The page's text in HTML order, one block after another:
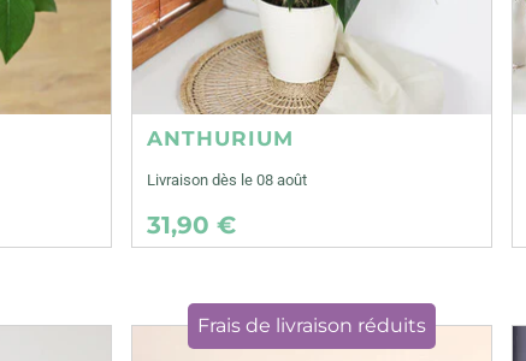
ANTHURIUM
Livraison dès le 08 août
31,90 €
Frais de livraison réduits